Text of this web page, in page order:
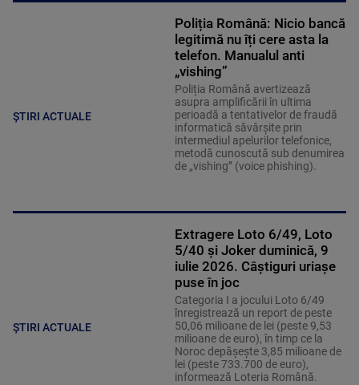
ȘTIRI ACTUALE
Poliția Română: Nicio bancă
legitimă nu îți cere asta la
telefon. Manualul anti
„vishing”
Poliția Română avertizează
asupra amplificării în ultima
perioadă a tentativelor de fraudă
informatică săvârșite prin
intermediul apelurilor telefonice,
metodă cunoscută sub denumirea
de „vishing” (voice phishing).
ȘTIRI ACTUALE
Extragere Loto 6/49, Loto
5/40 și Joker duminică, 9
iulie 2026. Câștiguri uriașe
puse în joc
Categoria I a jocului Loto 6/49
înregistrează un report de peste
50,06 milioane de lei (peste 9,53
milioane de euro), în timp ce la
Noroc depăşeşte 3,85 milioane de
lei (peste 733.700 de euro),
informează Loteria Română.